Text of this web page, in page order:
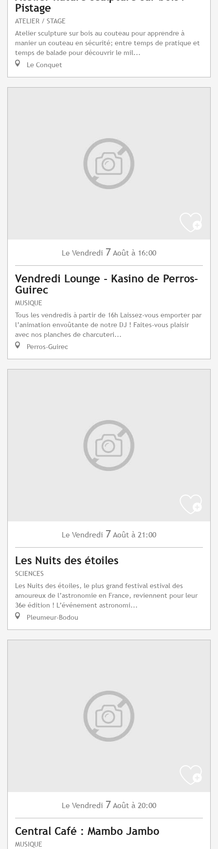
Pistage
ATELIER / STAGE
Atelier sculpture sur bois au couteau pour apprendre à
manier un couteau en sécurité; entre temps de pratique et
temps de balade pour découvrir le mil...
Le Conquet
Le Vendredi 7 Août à 16:00
Vendredi Lounge - Kasino de Perros-
Guirec
MUSIQUE
Tous les vendredis à partir de 16h Laissez-vous emporter par
l’animation envoûtante de notre DJ ! Faites-vous plaisir
avec nos planches de charcuteri...
Perros-Guirec
Le Vendredi 7 Août à 21:00
Les Nuits des étoiles
SCIENCES
Les Nuits des étoiles, le plus grand festival estival des
amoureux de l’astronomie en France, reviennent pour leur
36e édition ! L’événement astronomi...
Pleumeur-Bodou
Le Vendredi 7 Août à 20:00
Central Café : Mambo Jambo
MUSIQUE